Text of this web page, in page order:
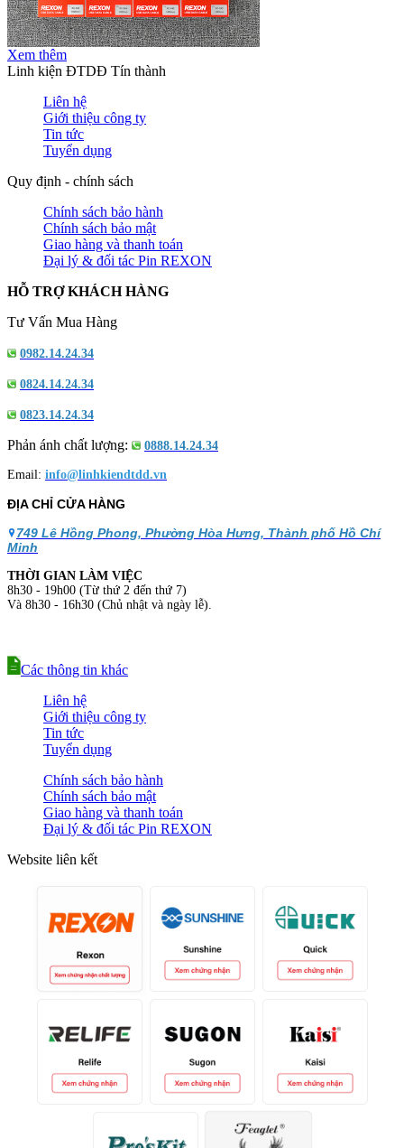
Xem thêm
Linh kiện ĐTDĐ Tín thành
Liên hệ
Giới thiệu công ty
Tin tức
Tuyển dụng
Quy định - chính sách
Chính sách bảo hành
Chính sách bảo mật
Giao hàng và thanh toán
Đại lý & đối tác Pin REXON
HỖ TRỢ KHÁCH HÀNG
Tư Vấn Mua Hàng
0982.14.24.34
0824.14.24.34
0823.14.24.34
Phản ánh chất lượng: 0888.14.24.34
Email: info@linhkiendtdd.vn
ĐỊA CHỈ CỬA HÀNG
749 Lê Hồng Phong, Phường Hòa Hưng, Thành phố Hồ Chí
Minh
THỜI GIAN LÀM VIỆC
8h30 - 19h00 (Từ thứ 2 đến thứ 7)
Và 8h30 - 16h30 (Chủ nhật và ngày lễ).
Các thông tin khác
Liên hệ
Giới thiệu công ty
Tin tức
Tuyển dụng
Chính sách bảo hành
Chính sách bảo mật
Giao hàng và thanh toán
Đại lý & đối tác Pin REXON
Website liên kết